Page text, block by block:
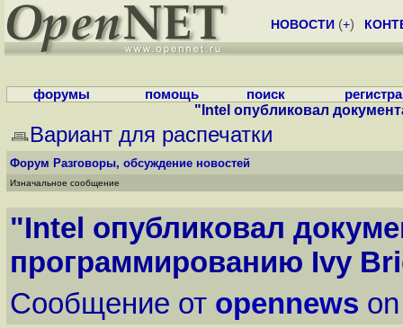
НОВОСТИ (+)
форумы помощь поиск
"Intel опубликовал
Вариант для распечатки
Форум Разговоры, обсуждение новостей
Изначальное сообщение
"Intel опубликовал
программированию Ivy
Сообщение от opennews